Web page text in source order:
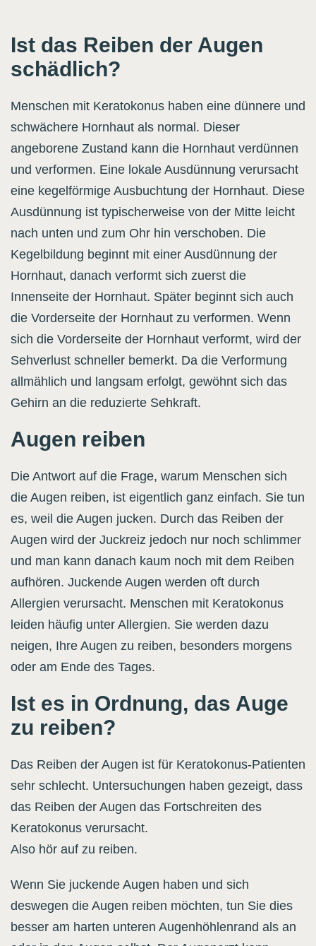
Ist das Reiben der Augen
schädlich?
Menschen mit Keratokonus haben eine dünnere und
schwächere Hornhaut als normal. Dieser
angeborene Zustand kann die Hornhaut verdünnen
und verformen. Eine lokale Ausdünnung verursacht
eine kegelförmige Ausbuchtung der Hornhaut. Diese
Ausdünnung ist typischerweise von der Mitte leicht
nach unten und zum Ohr hin verschoben. Die
Kegelbildung beginnt mit einer Ausdünnung der
Hornhaut, danach verformt sich zuerst die
Innenseite der Hornhaut. Später beginnt sich auch
die Vorderseite der Hornhaut zu verformen. Wenn
sich die Vorderseite der Hornhaut verformt, wird der
Sehverlust schneller bemerkt. Da die Verformung
allmählich und langsam erfolgt, gewöhnt sich das
Gehirn an die reduzierte Sehkraft.
Augen reiben
Die Antwort auf die Frage, warum Menschen sich
die Augen reiben, ist eigentlich ganz einfach. Sie tun
es, weil die Augen jucken. Durch das Reiben der
Augen wird der Juckreiz jedoch nur noch schlimmer
und man kann danach kaum noch mit dem Reiben
aufhören. Juckende Augen werden oft durch
Allergien verursacht. Menschen mit Keratokonus
leiden häufig unter Allergien. Sie werden dazu
neigen, Ihre Augen zu reiben, besonders morgens
oder am Ende des Tages.
Ist es in Ordnung, das Auge
zu reiben?
Das Reiben der Augen ist für Keratokonus-Patienten
sehr schlecht. Untersuchungen haben gezeigt, dass
das Reiben der Augen das Fortschreiten des
Keratokonus verursacht.
Also hör auf zu reiben.
Wenn Sie juckende Augen haben und sich
deswegen die Augen reiben möchten, tun Sie dies
besser am harten unteren Augenhöhlenrand als an